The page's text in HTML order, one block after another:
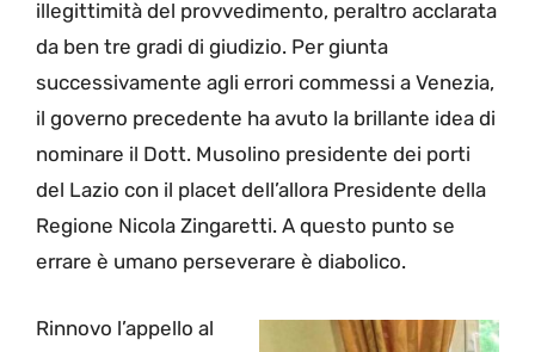
illegittimità del provvedimento, peraltro acclarata
da ben tre gradi di giudizio. Per giunta
successivamente agli errori commessi a Venezia,
il governo precedente ha avuto la brillante idea di
nominare il Dott. Musolino presidente dei porti
del Lazio con il placet dell’allora Presidente della
Regione Nicola Zingaretti. A questo punto se
errare è umano perseverare è diabolico.
Rinnovo l’appello al